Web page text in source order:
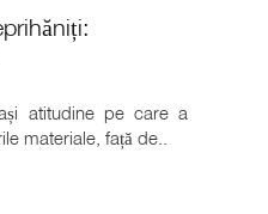
atitudine pe care a
materiale, față de..